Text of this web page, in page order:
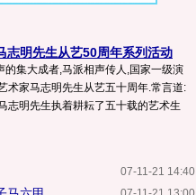
志明先生从艺50周年系列活动
的集大成者,马派相声传人,国家一级演
术家马志明先生从艺五十周年.常言道:
志明先生执着耕耘了五十载的艺术生
07-11-21 14:40